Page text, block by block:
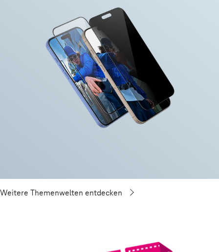
Weitere Themenwelten entdecken